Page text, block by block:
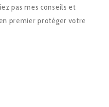
pas mes conseils et
premier protéger votre